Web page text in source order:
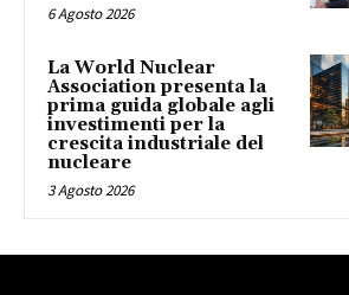
6 Agosto 2026
La World Nuclear
Association presenta la
prima guida globale agli
investimenti per la
crescita industriale del
nucleare
3 Agosto 2026